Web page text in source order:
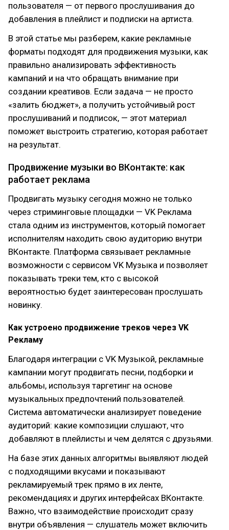
пользователя — от первого прослушивания до
добавления в плейлист и подписки на артиста.
В этой статье мы разберем, какие рекламные
форматы подходят для продвижения музыки, как
правильно анализировать эффективность
кампаний и на что обращать внимание при
создании креативов. Если задача — не просто
«залить бюджет», а получить устойчивый рост
прослушиваний и подписок, — этот материал
поможет выстроить стратегию, которая работает
на результат.
Продвижение музыки во ВКонтакте: как
работает реклама
Продвигать музыку сегодня можно не только
через стриминговые площадки — VK Реклама
стала одним из инструментов, который помогает
исполнителям находить свою аудиторию внутри
ВКонтакте. Платформа связывает рекламные
возможности с сервисом VK Музыка и позволяет
показывать треки тем, кто с высокой
вероятностью будет заинтересован прослушать
новинку.
Как устроено продвижение треков через VK
Рекламу
Благодаря интеграции с VK Музыкой, рекламные
кампании могут продвигать песни, подборки и
альбомы, используя таргетинг на основе
музыкальных предпочтений пользователей.
Система автоматически анализирует поведение
аудиторий: какие композиции слушают, что
добавляют в плейлисты и чем делятся с друзьями.
На базе этих данных алгоритмы выявляют людей
с подходящими вкусами и показывают
рекламируемый трек прямо в их ленте,
рекомендациях и других интерфейсах ВКонтакте.
Важно, что взаимодействие происходит сразу
внутри объявления — слушатель может включить